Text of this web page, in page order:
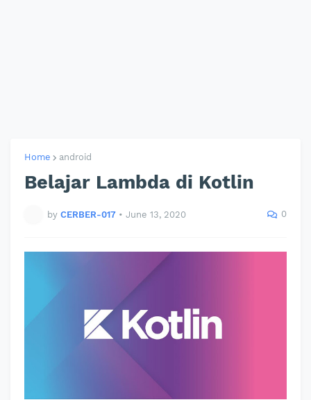
Home android
Belajar Lambda di Kotlin
by CERBER-017 • June 13, 2020 0